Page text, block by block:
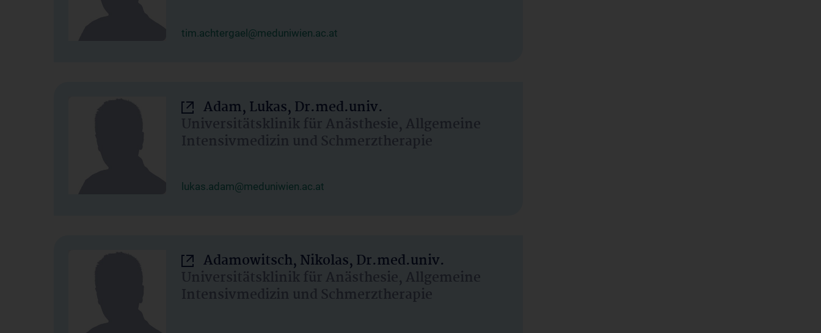
tim.achtergael@meduniwien.ac.at
Adam, Lukas, Dr.med.univ.
Universitätsklinik für Anästhesie, Allgemeine
Intensivmedizin und Schmerztherapie
lukas.adam@meduniwien.ac.at
Adamowitsch, Nikolas, Dr.med.univ.
Universitätsklinik für Anästhesie, Allgemeine
Intensivmedizin und Schmerztherapie